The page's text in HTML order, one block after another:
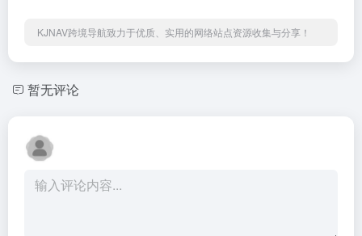
KJNAV跨境导航致力于优质、实用的网络站点资源收集与分享！
暂无评论